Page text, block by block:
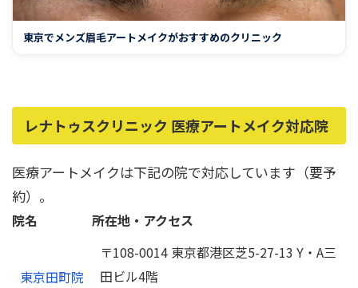
東京でメンズ眉毛アートメイクがおすすめのクリニック
レナトゥスクリニック 医療アートメイク対応院
医療アートメイクは下記の院で対応しています（要予
約）。
院名 所在地・アクセス
東京田町院
〒108-0014 東京都港区芝5-27-13 Y・A三
田ビル4階